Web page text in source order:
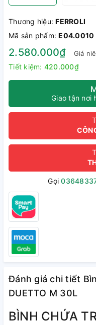
Thương hiệu:FERROLI
Mã sản phẩm:E04.0010
2.580.000₫ Giá
Tiết kiệm: 420.000₫
Giao tận nơi
Gọi
Đánh giá chi tiết
DUETTO M 30L
BÌNH CHỨA